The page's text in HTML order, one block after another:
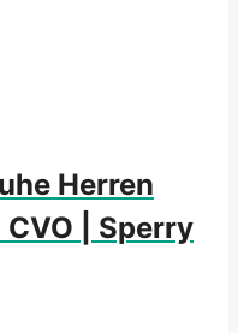
Herren
| Sperry